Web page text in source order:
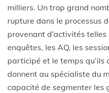
milliers. Un trop grand
rupture dans le processus
provenant d’activités
enquêtes, les AQ, les
participé et le temps qu’ils
donnent au spécialiste du
capacité de segmenter les